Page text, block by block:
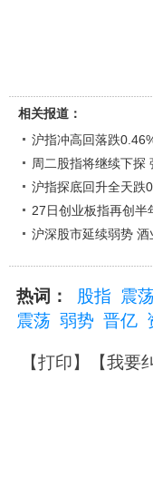
相关报道：
沪指冲高回落跌
周二股指将继续下探
沪指探底回升全天跌
27日创业板指再创半
沪深股市延续弱势
热词： 股指 震
震荡 弱势 晋亿
【打印】【我要